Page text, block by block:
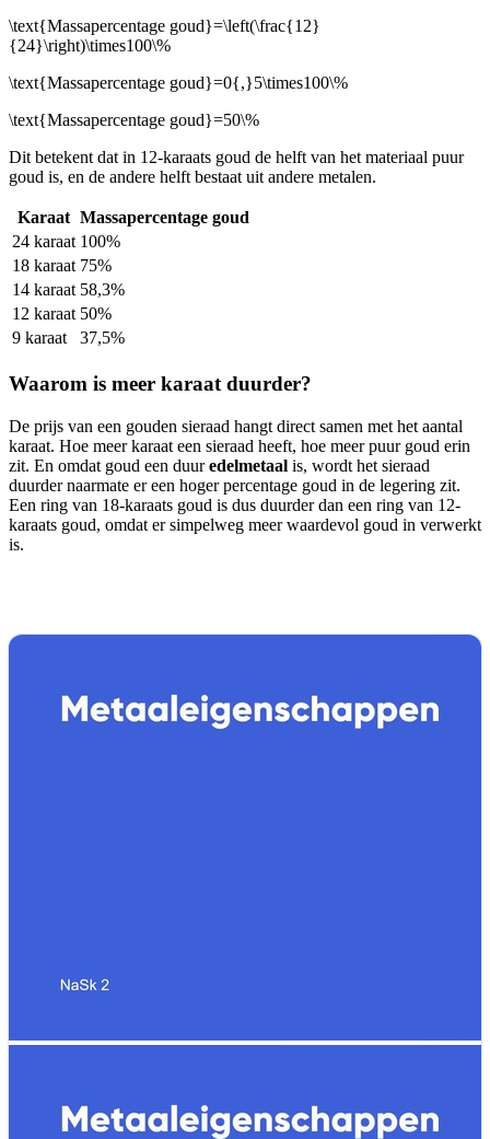
\text{Massapercentage goud}=\left(\frac{12}
{24}\right)\times100\%
\text{Massapercentage goud}=0{,}5\times100\%
\text{Massapercentage goud}=50\%
Dit betekent dat in 12-karaats goud de helft van het materiaal puur
goud is, en de andere helft bestaat uit andere metalen.
Karaat Massapercentage goud
24 karaat 100%
18 karaat 75%
14 karaat 58,3%
12 karaat 50%
9 karaat
37,5%
Waarom is meer karaat duurder?
De prijs van een gouden sieraad hangt direct samen met het aantal
karaat. Hoe meer karaat een sieraad heeft, hoe meer puur goud erin
zit. En omdat goud een duuredelmetaal is, wordt het sieraad
duurder naarmate er een hoger percentage goud in de legering zit.
Een ring van 18-karaats goud is dus duurder dan een ring van 12-
karaats goud, omdat er simpelweg meer waardevol goud in verwerkt
is.